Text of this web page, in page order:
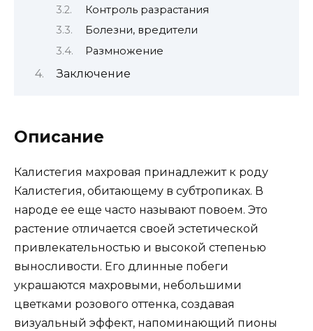
Контроль разрастания
Болезни, вредители
Размножение
Заключение
Описание
Калистегия махровая принадлежит к роду
Калистегия, обитающему в субтропиках. В
народе ее еще часто называют повоем. Это
растение отличается своей эстетической
привлекательностью и высокой степенью
выносливости. Его длинные побеги
украшаются махровыми, небольшими
цветками розового оттенка, создавая
визуальный эффект, напоминающий пионы